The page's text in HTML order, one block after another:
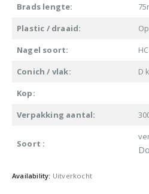
Brads lengte:
Plastic / draaid:
Nagel soort:
Conich / vlak:
D
Kop:
Verpakking aantal:
Soort :
Availability: Uitverkocht